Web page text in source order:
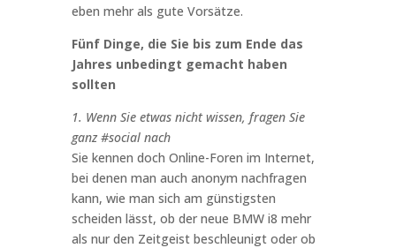
eben mehr als gute Vorsätze.
Fünf Dinge, die Sie bis zum Ende das
Jahres unbedingt gemacht haben
sollten
1. Wenn Sie etwas nicht wissen, fragen Sie
ganz #social nach
Sie kennen doch Online-Foren im Internet,
bei denen man auch anonym nachfragen
kann, wie man sich am günstigsten
scheiden lässt, ob der neue BMW i8 mehr
als nur den Zeitgeist beschleunigt oder ob